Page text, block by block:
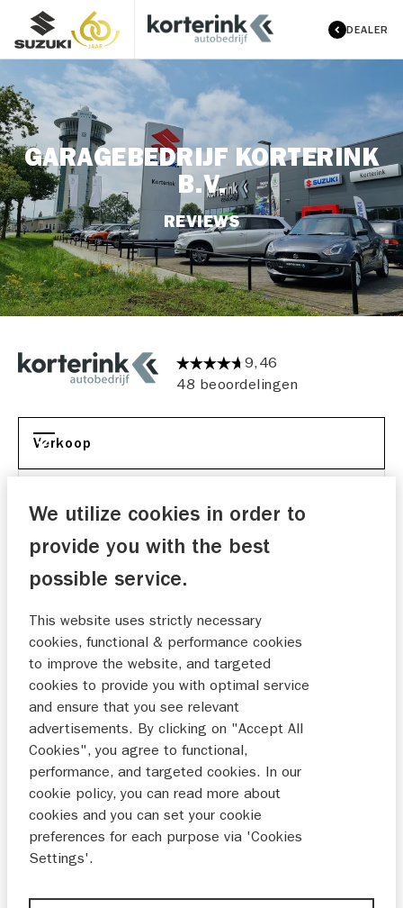
DEALER
GARAGEBEDRIJF KORTERINK
B.V.
REVIEWS
9,46
48 beoordelingen
Verkoop
30-10-2025
Nee
Wijnveen
perfecte service
Panneman
We utilize cookies in order to
provide you with the best
possible service.
This website uses strictly necessary
cookies, functional & performance cookies
to improve the website, and targeted
cookies to provide you with optimal service
and ensure that you see relevant
advertisements. By clicking on "Accept All
Cookies", you agree to functional,
performance, and targeted cookies. In our
cookie policy, you can read more about
cookies and you can set your cookie
preferences for each purpose via 'Cookies
Settings'.